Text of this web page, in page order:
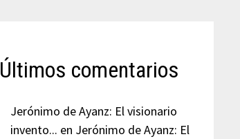
Últimos comentarios
Jerónimo de Ayanz: El visionario
invento... en Jerónimo de Ayanz: El